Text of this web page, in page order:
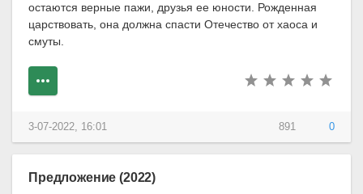
остаются верные пажи, друзья ее юности. Рожденная
царствовать, она должна спасти Отечество от хаоса и
смуты.
891 0
3-07-2022, 16:01
Предложение (2022)